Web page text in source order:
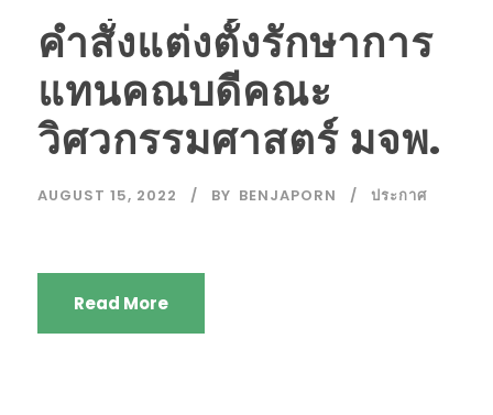
คำสั่งแต่งตั้งรักษาการ
แทนคณบดีคณะ
วิศวกรรมศาสตร์ มจพ.
AUGUST 15, 2022 BY BENJAPORN ประกาศ
Read More